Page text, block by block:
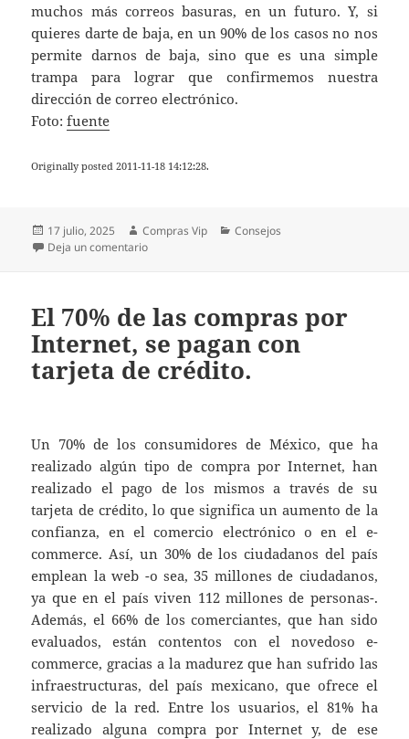
muchos más correos basuras, en un futuro. Y, si
quieres darte de baja, en un 90% de los casos no nos
permite darnos de baja, sino que es una simple
trampa para lograr que confirmemos nuestra
dirección de correo electrónico.
Foto:fuente
Originally posted 2011-11-18 14:12:28.
Publicado
el
17 julio, 2025 Autor
Compras Vip Categorías
Consejos
Deja un comentarioen Consejos claves en la compras por Internet
El 70% de las compras por
Internet, se pagan con
tarjeta de crédito.
Un 70% de los consumidores de México, que ha
realizado algún tipo de compra por Internet, han
realizado el pago de los mismos a través de su
tarjeta de crédito, lo que significa un aumento de la
confianza, en el comercio electrónico o en el e-
commerce. Así, un 30% de los ciudadanos del país
emplean la web -o sea, 35 millones de ciudadanos,
ya que en el país viven 112 millones de personas-.
Además, el 66% de los comerciantes, que han sido
evaluados, están contentos con el novedoso e-
commerce, gracias a la madurez que han sufrido las
infraestructuras, del país mexicano, que ofrece el
servicio de la red. Entre los usuarios, el 81% ha
realizado alguna compra por Internet y, de ese